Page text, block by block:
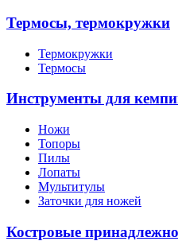
Термосы, термокружки
Термокружки
Термосы
Инструменты для
Ножи
Топоры
Пилы
Лопаты
Мультитулы
Заточки для ножей
Костровые